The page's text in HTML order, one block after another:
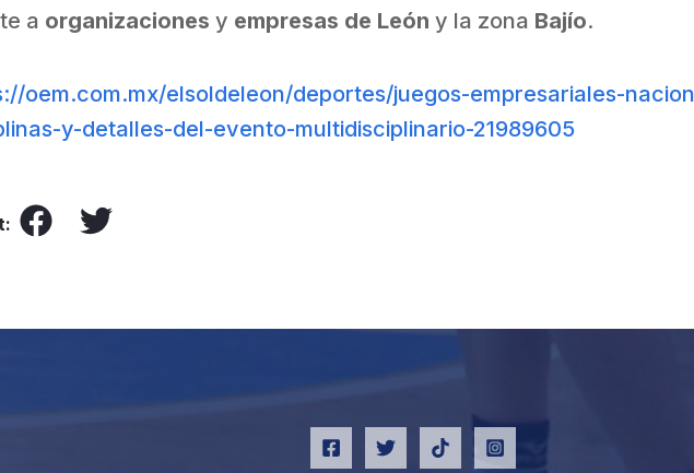
a organizaciones y empresas de León y la zona Bajío.
oem.com.mx/elsoldeleon/deportes/juegos-empresariales-
y-detalles-del-evento-multidisciplinario-21989605